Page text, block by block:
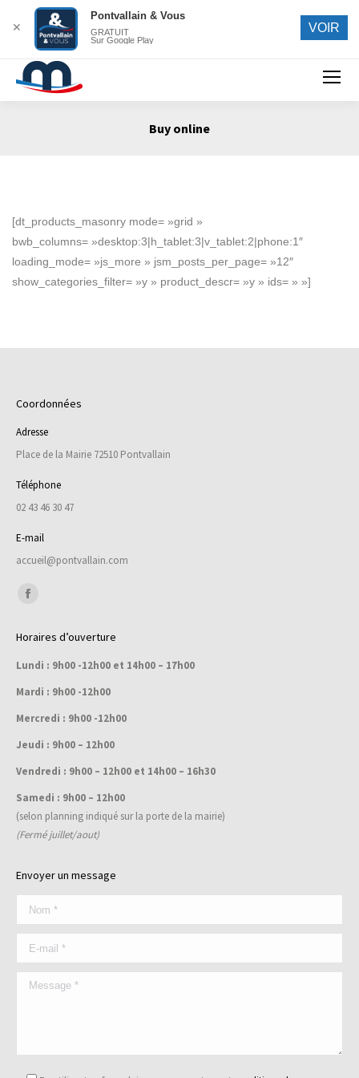
Buy online
[dt_products_masonry mode= »grid »
bwb_columns= »desktop:3|h_tablet:3|v_tablet:2|phone:1″
loading_mode= »js_more » jsm_posts_per_page= »12″
show_categories_filter= »y » product_descr= »y » ids= » »]
Coordonnées
Adresse
Place de la Mairie 72510 Pontvallain
Téléphone
02 43 46 30 47
E-mail
accueil@pontvallain.com
Trouvez nous sur :
opens
in
new
Horaires d’ouverture
Lundi : 9h00 -12h00 et 14h00 – 17h00
Mardi : 9h00 -12h00
Mercredi : 9h00 -12h00
Jeudi : 9h00 – 12h00
Vendredi : 9h00 – 12h00 et 14h00 – 16h30
Samedi : 9h00 – 12h00
(selon planning indiqué sur la porte de la mairie)
(Fermé juillet/aout)
Envoyer un message
✕
Pontvallain & Vous
GRATUIT
Sur Google Play
VOIR